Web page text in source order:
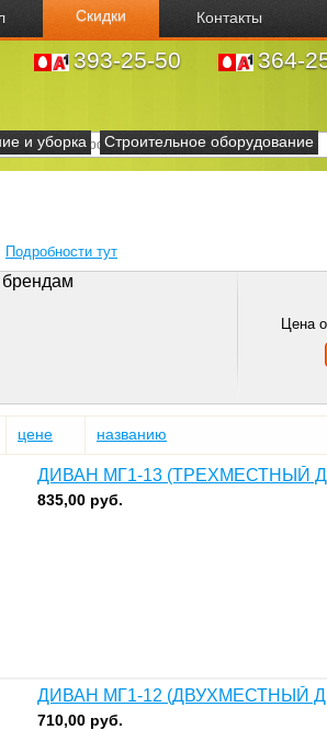
Скидки Контакты
393-25-50 364-
и уборка Строительное оборудование
Подробности тут
Цена
цене названию
ДИВАН МГ1-13 (ТРЕХМЕСТНЫЙ
835,00 руб.
ДИВАН МГ1-12 (ДВУХМЕСТНЫЙ
710,00 руб.